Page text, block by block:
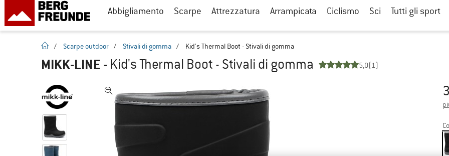
Abbigliamento Scarpe Attrezzatura Arrampicata Ciclismo Sci Tutti gli sport
pagina iniziale
/ Scarpe outdoor / Stivali di gomma / Kid's Thermal Boot - Stivali di gomma
MIKK-LINE - Kid's Thermal Boot - Stivali di gomma 5,0(1)